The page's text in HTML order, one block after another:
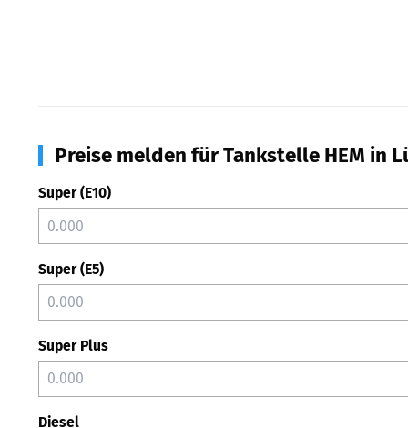
Preise melden für Tankstelle HEM in
Super (E10)
Super (E5)
Super Plus
Diesel